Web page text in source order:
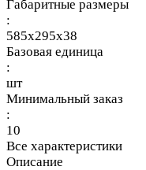
Габаритные размеры
:
585x295x38
Базовая единица
:
шт
Минимальный заказ
:
10
Все характеристики
Описание